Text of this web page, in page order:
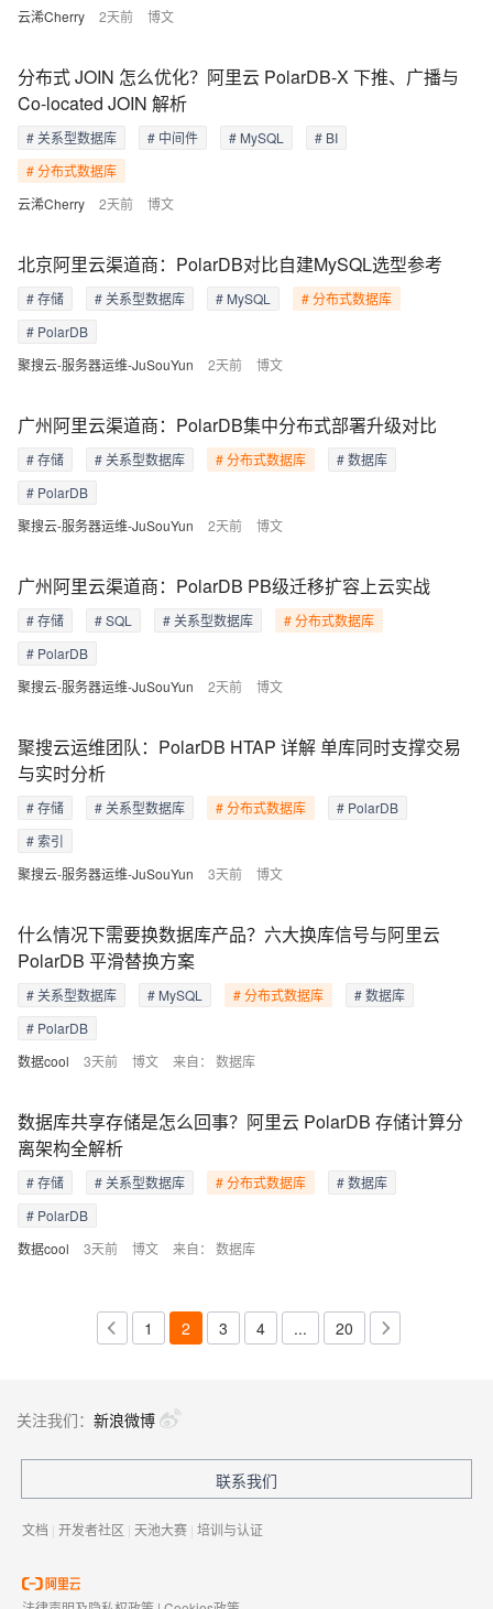
云浠Cherry 2天前 博文
云浠Cherry 2天前 博文
分布式 JOIN 怎么优化？阿里云 PolarDB-X 下推、广播与
Co-located JOIN 解析
# 关系型数据库 # 中间件 # MySQL
# BI
# 分布式数据库
聚搜云-服务器运维-JuSouYun 2天前 博文
北京阿里云渠道商：PolarDB对比自建MySQL选型参考
# 存储 # 关系型数据库 # MySQL
# 分布式数据库
# PolarDB
聚搜云-服务器运维-JuSouYun 2天前 博文
广州阿里云渠道商：PolarDB集中分布式部署升级对比
# 存储 # 关系型数据库 # 分布式数据库
# 数据库
# PolarDB
聚搜云-服务器运维-JuSouYun 2天前 博文
广州阿里云渠道商：PolarDB PB级迁移扩容上云实战
# 存储 # SQL # 关系型数据库
# 分布式数据库
# PolarDB
聚搜云-服务器运维-JuSouYun 3天前 博文
聚搜云运维团队：PolarDB HTAP 详解 单库同时支撑交易
与实时分析
# 存储 # 关系型数据库 # 分布式数据库
# PolarDB
# 索引
数据cool 3天前 博文 来自： 数据库
什么情况下需要换数据库产品？六大换库信号与阿里云
PolarDB 平滑替换方案
# 关系型数据库 # MySQL # 分布式数据库
# 数据库
# PolarDB
数据cool 3天前 博文 来自： 数据库
数据库共享存储是怎么回事？阿里云 PolarDB 存储计算分
离架构全解析
# 存储 # 关系型数据库 # 分布式数据库
# 数据库
# PolarDB
1 2 3 4 ... 20
关注我们： 新浪微博
联系我们
文档 | 开发者社区 | 天池大赛 | 培训与认证